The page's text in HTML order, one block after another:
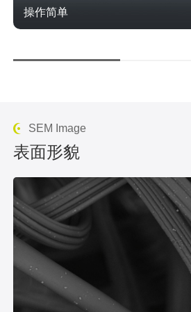
操作简单
品，确认分析位置、样品前处理状况
SEM Image
表面形貌